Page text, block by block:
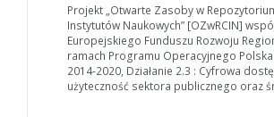
Projekt „Otwarte Zasoby w
Instytutów Naukowych” [OZwRCIN]
Europejskiego Funduszu Rozwoju
ramach Programu Operacyjnego
2014-2020, Działanie 2.3 : Cyfrowa
użyteczność sektora publicznego oraz